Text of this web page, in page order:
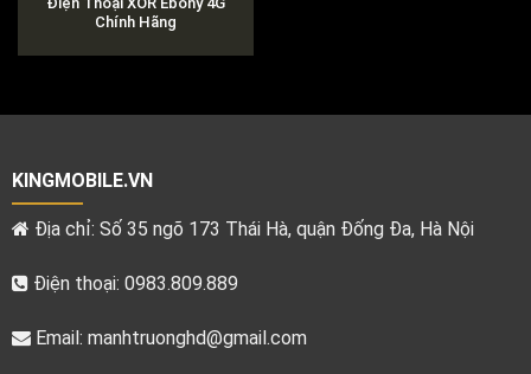
Chính Hãng
KINGMOBILE.VN
Địa chỉ: Số 35 ngõ 173 Thái Hà, quận Đống Đa, Hà Nội
Điện thoại: 0983.809.889
Email: manhtruonghd@gmail.com